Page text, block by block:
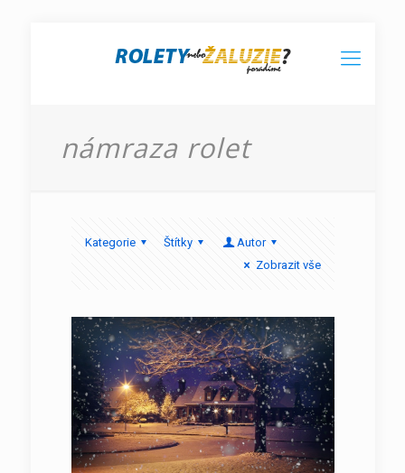
námraza rolet
Kategorie Štítky
Autor
Zobrazit vše